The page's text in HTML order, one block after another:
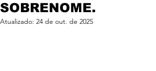
SOBRENOME.
Atualizado: 24 de out. de 2025